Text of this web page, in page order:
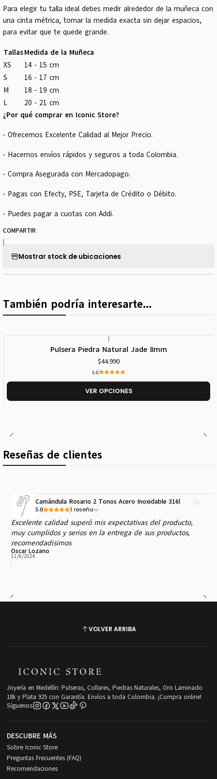
Para elegir tu talla ideal debes medir alrededor de la muñeca con
una cinta métrica, tomar la medida exacta sin dejar espacios,
para evitar que te quede grande.
TallasMedida de la Muñeca
XS
14 - 15 cm
S
16 - 17 cm
M
18 - 19 cm
L
20 - 21 cm
¿Por qué comprar en Iconic Store?
- Ofrecemos Excelente Calidad al Mejor Precio.
- Hacemos envíos rápidos y seguros a toda Colombia.
- Compra Asegurada con Mercadopago.
- Pagas con Efecty, PSE, Tarjeta de Crédito o Débito.
- Puedes pagar a cuotas con Addi.
COMPARTIR
|
Mostrar stock de ubicaciones
También podría interesarte...
Pulsera Piedra Natural Jade 8mm
$44.990
5.0
VER OPCIONES
Reseñas de clientes
Camándula Rosario 2 Tonos Acero Inoxidable 316l
5.0 1 reseña
Excelente calidad superó mis expectativas del producto,
muy cumplidos y serios en la entrega de sus productos,
recomendadisimos
Oscar Lozano
11/6/2024
VOLVER ARRIBA
Joyería en Medellín: Pulseras, Collares, Piedras Naturales, Oro Laminado
18k y Plata 925 con Garantía. Envíos a toda Colombia. ¡Compra online!
Síguenos
DESCUBRE MÁS
Sobre Iconic Store
Preguntas Frecuentes (FAQ)
Recomendaciones